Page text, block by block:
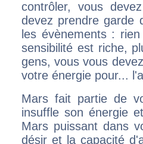
contrôler, vous
devez prendre garde
les évènements :
sensibilité est riche,
gens, vous vous
votre énergie pour...
Mars fait partie de
insuffle son énergie
Mars puissant dans
désir et la capacité